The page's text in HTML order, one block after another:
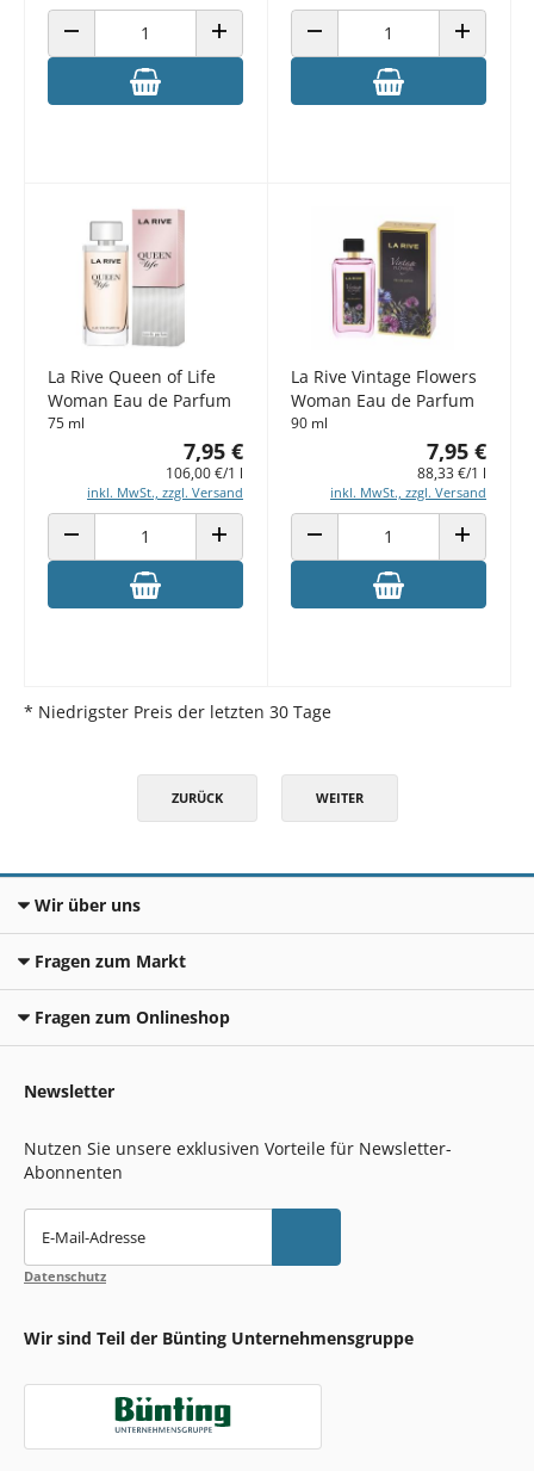
ANZAHL VERRINGERN ANZAHL ERHÖHENANZAHL VERRINGERN ANZAHL
La Rive Queen of Life
Woman Eau de Parfum
75 ml
7,95 €
106,00 €/1 l
inkl. MwSt., zzgl. Versand
ANZAHL VERRINGERN ANZAHL ERHÖHEN
La Rive Vintage Flowers
Woman Eau de Parfum
90 ml
7,95 €
88,33 €/1 l
inkl. MwSt., zzgl. Versand
ANZAHL VERRINGERN ANZAHL
* Niedrigster Preis der letzten 30 Tage
ZURÜCK WEITER
Wir über uns
Fragen zum Markt
Fragen zum Onlineshop
Newsletter
Nutzen Sie unsere exklusiven Vorteile für Newsletter-
Abonnenten
E-Mail-Adresse
Datenschutz
Wir sind Teil der Bünting Unternehmensgruppe